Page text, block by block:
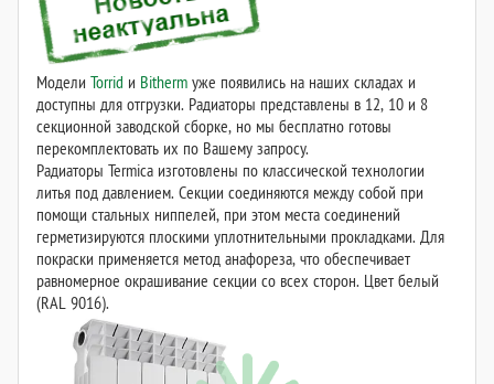
Модели Torrid и Bitherm уже появились на наших складах и
доступны для отгрузки. Радиаторы представлены в 12, 10 и 8
секционной заводской сборке, но мы бесплатно готовы
перекомплектовать их по Вашему запросу.
Радиаторы Termica изготовлены по классической технологии
литья под давлением. Секции соединяются между собой при
помощи стальных ниппелей, при этом места соединений
герметизируются плоскими уплотнительными прокладками. Для
покраски применяется метод анафореза, что обеспечивает
равномерное окрашивание секции со всех сторон. Цвет белый
(RAL 9016).